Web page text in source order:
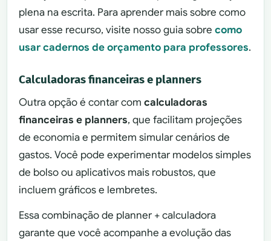
plena na escrita. Para aprender mais sobre como
usar esse recurso, visite nosso guia sobrecomo
usar cadernos de orçamento para professores.
Calculadoras financeiras e planners
Outra opção é contar comcalculadoras
financeiras e planners, que facilitam projeções
de economia e permitem simular cenários de
gastos. Você pode experimentar modelos simples
de bolso ou aplicativos mais robustos, que
incluem gráficos e lembretes.
Essa combinação de planner + calculadora
garante que você acompanhe a evolução das